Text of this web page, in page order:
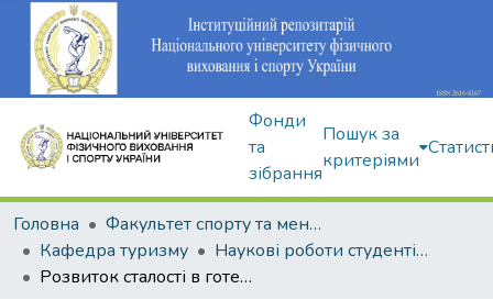
Фонди
та
зібрання
Пошук за
критеріями
Головна
Факультет спорту та менеджменту
Кафедра туризму
Наукові роботи студентів і аспірантів
Розвиток сталості в готельному бізнесі